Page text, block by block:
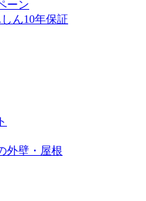
ーン
ん10年保証
外壁・屋根